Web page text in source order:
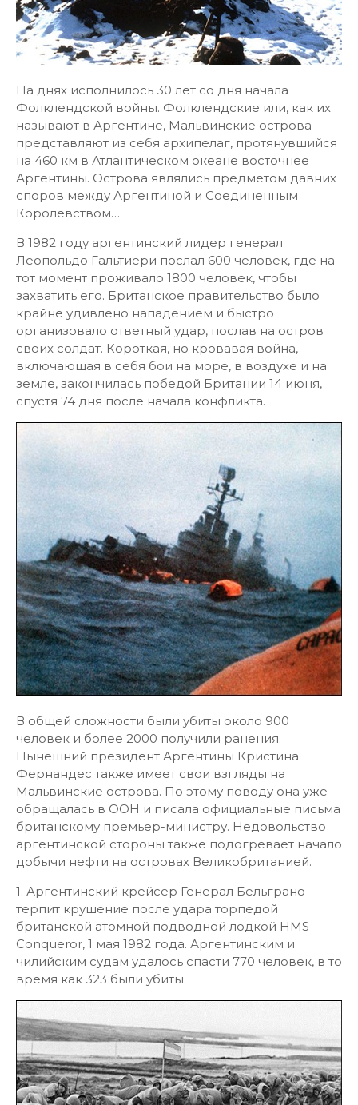
На днях исполнилось 30 лет со дня начала
Фолклендской войны. Фолклендские или, как их
называют в Аргентине, Мальвинские острова
представляют из себя архипелаг, протянувшийся
на 460 км в Атлантическом океане восточнее
Аргентины. Острова являлись предметом давних
споров между Аргентиной и Соединенным
Королевством…
В 1982 году аргентинский лидер генерал
Леопольдо Гальтиери послал 600 человек, где на
тот момент проживало 1800 человек, чтобы
захватить его. Британское правительство было
крайне удивлено нападением и быстро
организовало ответный удар, послав на остров
своих солдат. Короткая, но кровавая война,
включающая в себя бои на море, в воздухе и на
земле, закончилась победой Британии 14 июня,
спустя 74 дня после начала конфликта.
В общей сложности были убиты около 900
человек и более 2000 получили ранения.
Нынешний президент Аргентины Кристина
Фернандес также имеет свои взгляды на
Мальвинские острова. По этому поводу она уже
обращалась в ООН и писала официальные письма
британскому премьер-министру. Недовольство
аргентинской стороны также подогревает начало
добычи нефти на островах Великобританией.
1. Аргентинский крейсер Генерал Бельграно
терпит крушение после удара торпедой
британской атомной подводной лодкой HMS
Conqueror, 1 мая 1982 года. Аргентинским и
чилийским судам удалось спасти 770 человек, в то
время как 323 были убиты.